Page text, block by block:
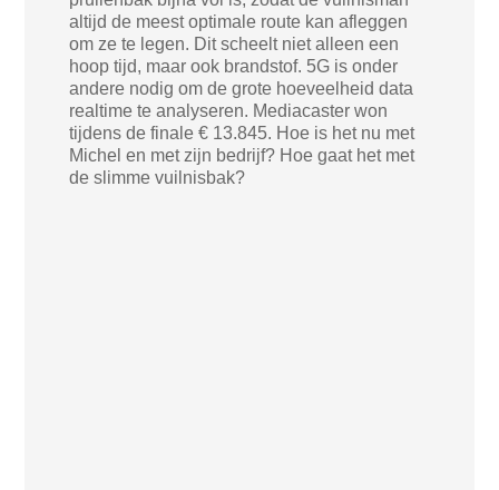
altijd de meest optimale route kan afleggen
om ze te legen. Dit scheelt niet alleen een
hoop tijd, maar ook brandstof. 5G is onder
andere nodig om de grote hoeveelheid data
realtime te analyseren. Mediacaster won
tijdens de finale € 13.845. Hoe is het nu met
Michel en met zijn bedrijf? Hoe gaat het met
de slimme vuilnisbak?